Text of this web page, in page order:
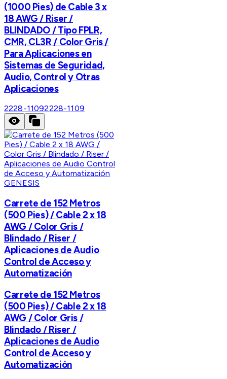
(1000 Pies) de Cable 3 x
18 AWG / Riser /
BLINDADO / Tipo FPLR,
CMR, CL3R / Color Gris /
Para Aplicaciones en
Sistemas de Seguridad,
Audio, Control y Otras
Aplicaciones
2228-11092228-1109
GENESIS
Carrete de 152 Metros
(500 Pies) / Cable 2 x 18
AWG / Color Gris /
Blindado / Riser /
Aplicaciones de Audio
Control de Acceso y
Automatización
Carrete de 152 Metros
(500 Pies) / Cable 2 x 18
AWG / Color Gris /
Blindado / Riser /
Aplicaciones de Audio
Control de Acceso y
Automatización